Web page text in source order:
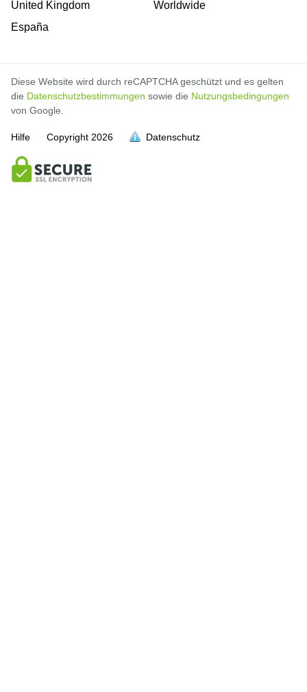
United Kingdom
España
Worldwide
Diese Website wird durch reCAPTCHA geschützt und es gelten
die Datenschutzbestimmungen sowie die Nutzungsbedingungen
von Google.
Hilfe Copyright 2026 Datenschutz